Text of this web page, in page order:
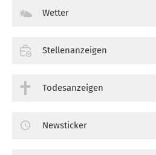
Wetter
Stellenanzeigen
Todesanzeigen
Newsticker